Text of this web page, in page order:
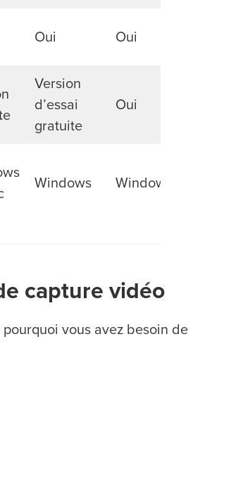
Oui Oui
Version
d’essai
gratuite
Oui
Windows Windows
capture vidéo
vous avez besoin de